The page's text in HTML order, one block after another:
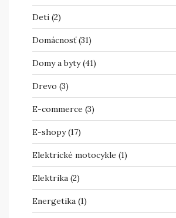
Deti (2)
Domácnosť(31)
Domy a byty(41)
Drevo (3)
E-commerce (3)
E-shopy(17)
Elektrické motocykle (1)
Elektrika (2)
Energetika (1)